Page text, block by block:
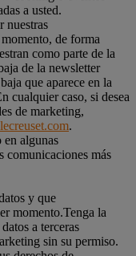
a usted.
nuestras
de forma
como parte de la
de la newsletter
que aparece en la
cualquier caso, si desea
de marketing,
.
en algunas
comunicaciones más
y que
momento.Tenga la
a terceras
sin su permiso.